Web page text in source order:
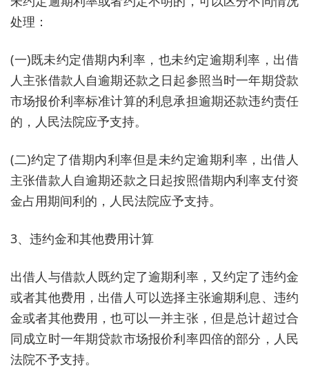
处理：
(一)既未约定借期内利率，也未约定逾期利率，出借
人主张借款人自逾期还款之日起参照当时一年期贷款
市场报价利率标准计算的利息承担逾期还款违约责任
的，人民法院应予支持。
(二)约定了借期内利率但是未约定逾期利率，出借人
主张借款人自逾期还款之日起按照借期内利率支付资
金占用期间利的，人民法院应予支持。
3、违约金和其他费用计算
出借人与借款人既约定了逾期利率，又约定了违约金
或者其他费用，出借人可以选择主张逾期利息、违约
金或者其他费用，也可以一并主张，但是总计超过合
同成立时一年期贷款市场报价利率四倍的部分，人民
法院不予支持。